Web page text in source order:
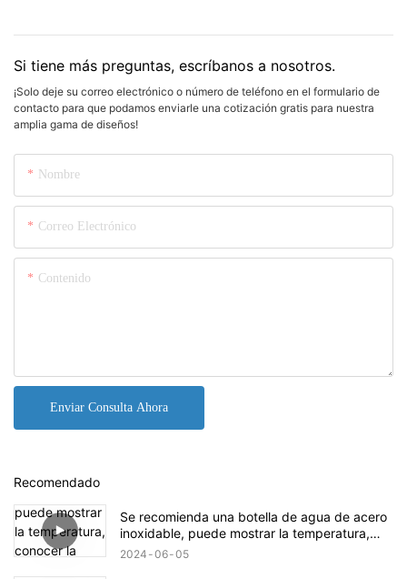
Si tiene más preguntas, escríbanos a nosotros.
¡Solo deje su correo electrónico o número de teléfono en el formulario de
contacto para que podamos enviarle una cotización gratis para nuestra
amplia gama de diseños!
Nombre
Correo Electrónico
Contenido
Enviar Consulta Ahora
Recomendado
Se recomienda una botella de agua de acero
inoxidable, puede mostrar la temperatura,
conocer la temperatura del agua en la botella,
2024 06 05